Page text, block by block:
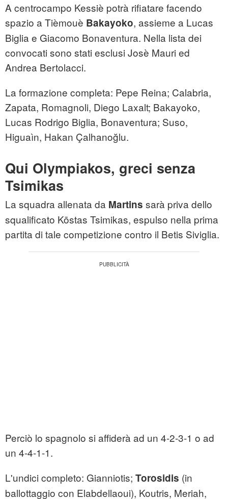
A centrocampo Kessiè potrà rifiatare facendo
spazio a Tièmouè Bakayoko, assieme a Lucas
Biglia e Giacomo Bonaventura. Nella lista dei
convocati sono stati esclusi Josè Mauri ed
Andrea Bertolacci.
La formazione completa: Pepe Reina; Calabria,
Zapata, Romagnoli, Diego Laxalt; Bakayoko,
Lucas Rodrigo Biglia, Bonaventura; Suso,
Higuaìn, Hakan Çalhanoğlu.
Qui Olympiakos, greci senza
Tsimikas
La squadra allenata da Martins sarà priva dello
squalificato Kōstas Tsimikas, espulso nella prima
partita di tale competizione contro il Betis Siviglia.
Perciò lo spagnolo si affiderà ad un 4-2-3-1 o ad
un 4-4-1-1.
L'undici completo: Gianniotis; Torosidis (in
ballottaggio con Elabdellaoui), Koutris, Meriah,